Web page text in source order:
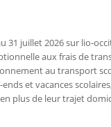
31 juillet 2026 sur lio-
aux frais de
au transport
et vacances
plus de leur trajet